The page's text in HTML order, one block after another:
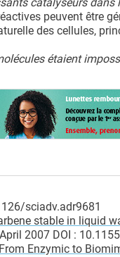
catalyseurs dans
peuvent être
des cellules,
étaient
sciadv.adr9681
stable in liquid
2007 DOI :
Enzymic to